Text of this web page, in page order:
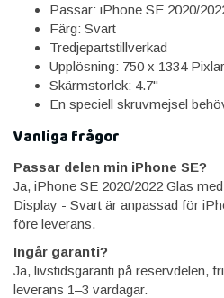
Passar: iPhone SE 2020/
Färg: Svart
Tredjepartstillverkad
Upplösning: 750 x 1334
Skärmstorlek: 4.7"
En speciell skruvmejsel
Vanliga frågor
Passar delen min iPhone SE?
Ja, iPhone SE 2020/2022 Glas
Display - Svart är anpassad för
före leverans.
Ingår garanti?
Ja, livstidsgaranti på reservdelen,
leverans 1–3 vardagar.